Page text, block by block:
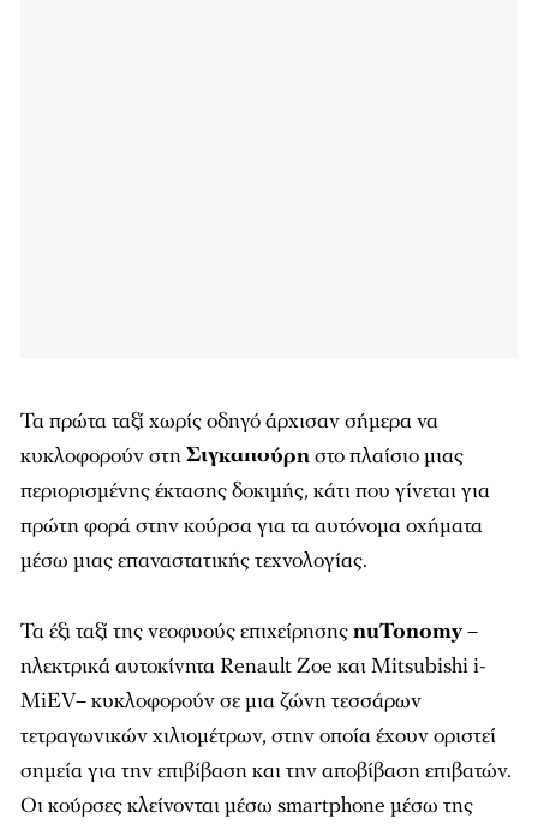
Τα πρώτα ταξί χωρίς οδηγό άρχισαν σήμερα να
κυκλοφορούν στηΣιγκαπούρηστο πλαίσιο μιας
περιορισμένης έκτασης δοκιμής, κάτι που γίνεται για
πρώτη φορά στην κούρσα για τα αυτόνομα οχήματα
μέσω μιας επαναστατικής τεχνολογίας.
Τα έξι ταξί της νεοφυούς επιχείρησηςnuTonomy–
ηλεκτρικά αυτοκίνητα Renault Zoe και Mitsubishi i-
MiEV– κυκλοφορούν σε μια ζώνη τεσσάρων
τετραγωνικών χιλιομέτρων, στην οποία έχουν οριστεί
σημεία για την επιβίβαση και την αποβίβαση επιβατών.
Οι κούρσες κλείνονται μέσω smartphone μέσω της